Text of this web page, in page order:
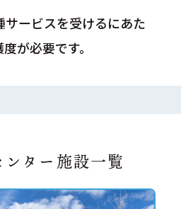
ービスを受けるにあた
が必要です。
ター 施設一覧